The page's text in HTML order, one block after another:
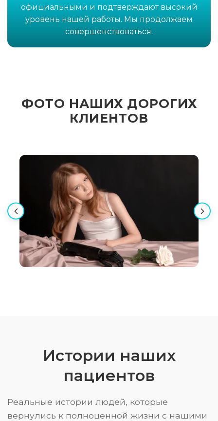
официальными и подтверждают высокий
уровень нашей работы. Мы продолжаем
совершенствоваться.
ФОТО НАШИХ ДОРОГИХ
КЛИЕНТОВ
Истории наших
пациентов
Реальные истории людей, которые
вернулись к полноценной жизни с нашими